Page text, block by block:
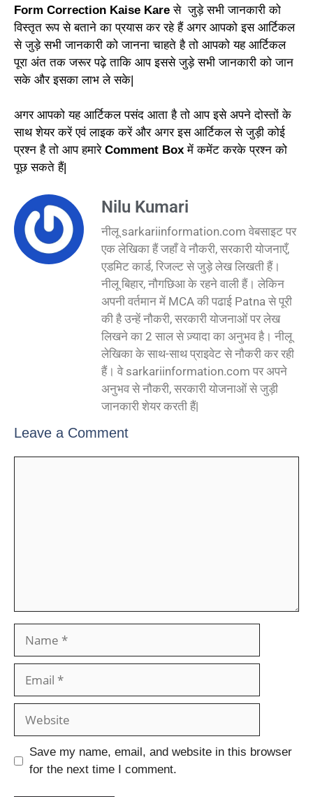
Form Correction Kaise Kare से जुड़े सभी जानकारी को
विस्तृत रूप से बताने का प्रयास कर रहे हैं अगर आपको इस आर्टिकल
से जुड़े सभी जानकारी को जानना चाहते है तो आपको यह आर्टिकल
पूरा अंत तक जरूर पढ़े ताकि आप इससे जुड़े सभी जानकारी को जान
सके और इसका लाभ ले सके|
अगर आपको यह आर्टिकल पसंद आता है तो आप इसे अपने दोस्तों के
साथ शेयर करें एवं लाइक करें और अगर इस आर्टिकल से जुड़ी कोई
प्रश्न है तो आप हमारेComment Boxमें कमेंट करके प्रश्न को
पूछ सकते हैं|
Nilu Kumari
नीलू sarkariinformation.com वेबसाइट पर
एक लेखिका हैं जहाँ वे नौकरी, सरकारी योजनाएँ,
एडमिट कार्ड, रिजल्ट से जुड़े लेख लिखती हैं।
नीलू बिहार, नौगछिआ के रहने वाली हैं। लेकिन
अपनी वर्तमान में MCA की पढाई Patna से पूरी
की है उन्हें नौकरी, सरकारी योजनाओं पर लेख
लिखने का 2 साल से ज़्यादा का अनुभव है। नीलू
लेखिका के साथ-साथ प्राइवेट से नौकरी कर रही
हैं। वे sarkariinformation.com पर अपने
अनुभव से नौकरी, सरकारी योजनाओं से जुड़ी
जानकारी शेयर करती हैं|
Leave a Comment
Save my name, email, and website in this browser
for the next time I comment.